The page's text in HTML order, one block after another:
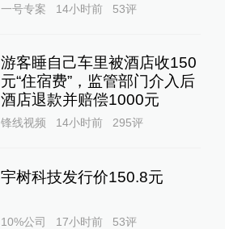
一号专案 14小时前 53评
游客睡自己车里被酒店收150
元“住宿费”，监管部门介入后
酒店退款并赔偿1000元
锋线视频 14小时前 295评
宇树科技发行价150.8元
10%公司 17小时前 53评